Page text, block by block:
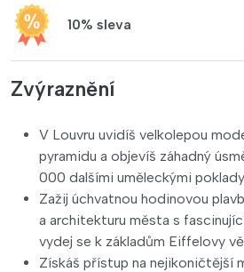
10% sleva
Zvýraznění
V Louvru uvidíš velkolepou
pyramidu a objevíš záhadný
000 dalšími uměleckými poklady
Zažij úchvatnou hodinovou
a architekturu města s
vydej se k základům Eiffelovy
Získáš přístup na nejikoničtější